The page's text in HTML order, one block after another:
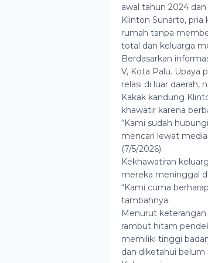
awal tahun 2024
Klinton Sunarto, pria
rumah tanpa
total dan keluarga
Berdasarkan
V, Kota Palu. Upaya
relasi di luar daerah,
Kakak kandung
khawatir karena
“Kami sudah
mencari lewat media
(7/5/2026).
Kekhawatiran
mereka meninggal
“Kami cuma
tambahnya.
Menurut
rambut hitam
memiliki tinggi
dan diketahui belum